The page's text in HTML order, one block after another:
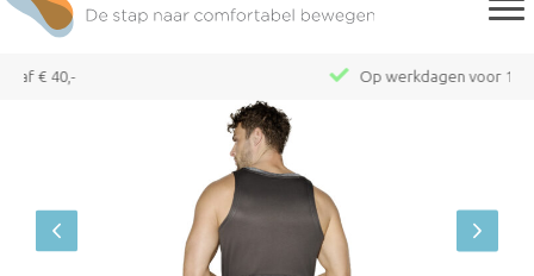
Op werkdagen voor 15:00 besteld, dezelfde dag verzonden